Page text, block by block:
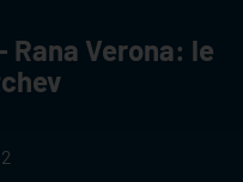
Rana Verona: le